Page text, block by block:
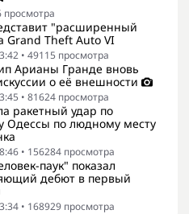
просмотра
"расширенный
Grand Theft Auto VI
• 49115 просмотра
Арианы Гранде вновь
о её внешности
• 81624 просмотра
ракетный удар по
Одессы по людному месту
• 156284 просмотра
паук" показал
дебют в первый
• 168929 просмотра